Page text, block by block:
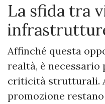
La sfida tra
Affinché questa
realtà, è necessario
criticità strutturali.
promozione